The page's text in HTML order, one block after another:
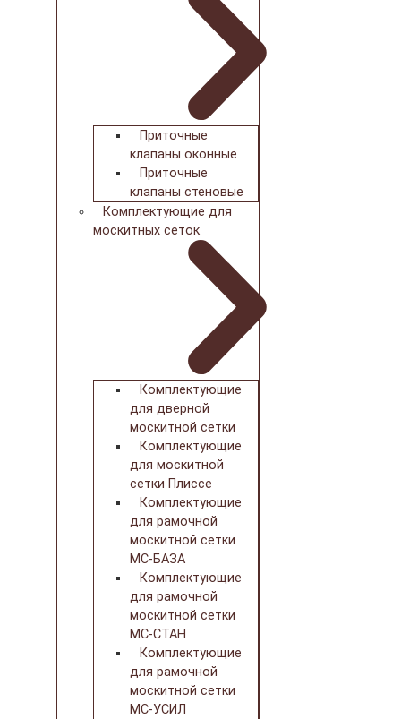
Приточные
клапаны оконные
Приточные
клапаны стеновые
Комплектующие для
москитных сеток
Комплектующие
для дверной
москитной сетки
Комплектующие
для москитной
сетки Плиссе
Комплектующие
для рамочной
москитной сетки
МС-БАЗА
Комплектующие
для рамочной
москитной сетки
МС-СТАН
Комплектующие
для рамочной
москитной сетки
МС-УСИЛ